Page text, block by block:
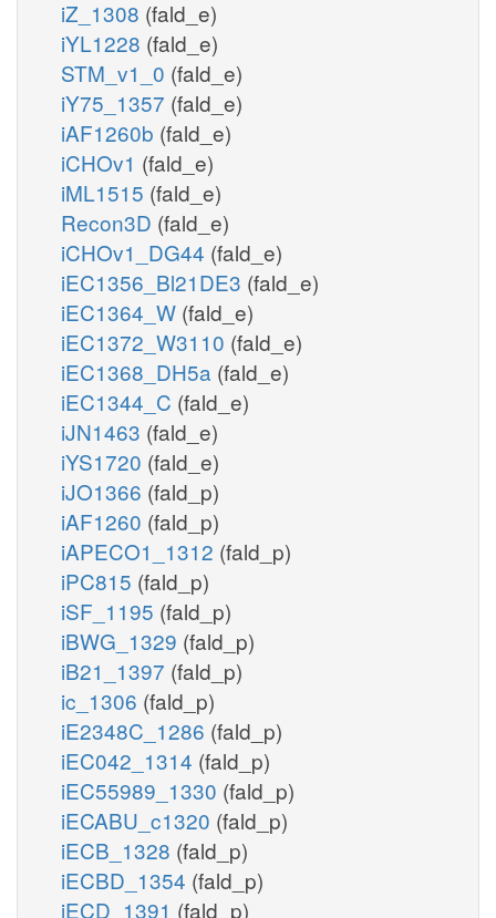
iZ_1308 (fald_e)
iYL1228 (fald_e)
STM_v1_0 (fald_e)
iY75_1357 (fald_e)
iAF1260b (fald_e)
iCHOv1 (fald_e)
iML1515 (fald_e)
Recon3D (fald_e)
iCHOv1_DG44 (fald_e)
iEC1356_Bl21DE3 (fald_e)
iEC1364_W (fald_e)
iEC1372_W3110 (fald_e)
iEC1368_DH5a (fald_e)
iEC1344_C (fald_e)
iJN1463 (fald_e)
iYS1720 (fald_e)
iJO1366 (fald_p)
iAF1260 (fald_p)
iAPECO1_1312 (fald_p)
iPC815 (fald_p)
iSF_1195 (fald_p)
iBWG_1329 (fald_p)
iB21_1397 (fald_p)
ic_1306 (fald_p)
iE2348C_1286 (fald_p)
iEC042_1314 (fald_p)
iEC55989_1330 (fald_p)
iECABU_c1320 (fald_p)
iECB_1328 (fald_p)
iECBD_1354 (fald_p)
iECD_1391 (fald_p)